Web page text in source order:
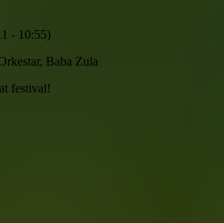
- 10:55)
Baba Zula
festival!